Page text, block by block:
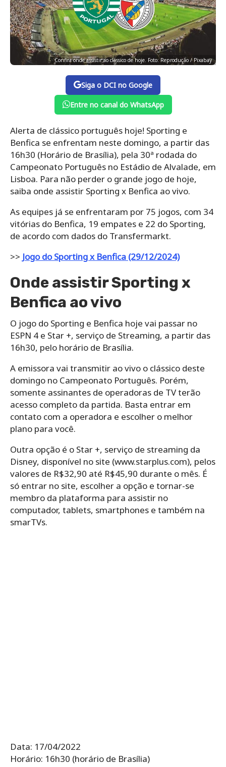
Confira onde assistir ao clássico de hoje. Foto: Reprodução / Pixabay
Siga o DCI no Google
Entre no canal do WhatsApp
Alerta de clássico português hoje! Sporting e
Benfica se enfrentam neste domingo, a partir das
16h30 (Horário de Brasília), pela 30ª rodada do
Campeonato Português no Estádio de Alvalade, em
Lisboa. Para não perder o grande jogo de hoje,
saiba onde assistir Sporting x Benfica ao vivo.
As equipes já se enfrentaram por 75 jogos, com 34
vitórias do Benfica, 19 empates e 22 do Sporting,
de acordo com dados do Transfermarkt.
>> Jogo do Sporting x Benfica (29/12/2024)
Onde assistir Sporting x
Benfica ao vivo
O jogo do Sporting e Benfica hoje vai passar no
ESPN 4 e Star +, serviço de Streaming, a partir das
16h30, pelo horário de Brasília.
A emissora vai transmitir ao vivo o clássico deste
domingo no Campeonato Português. Porém,
somente assinantes de operadoras de TV terão
acesso completo da partida. Basta entrar em
contato com a operadora e escolher o melhor
plano para você.
Outra opção é o Star +, serviço de streaming da
Disney, disponível no site (www.starplus.com), pelos
valores de R$32,90 até R$45,90 durante o mês. É
só entrar no site, escolher a opção e tornar-se
membro da plataforma para assistir no
computador, tablets, smartphones e também na
smarTVs.
Data: 17/04/2022
Horário: 16h30 (horário de Brasília)